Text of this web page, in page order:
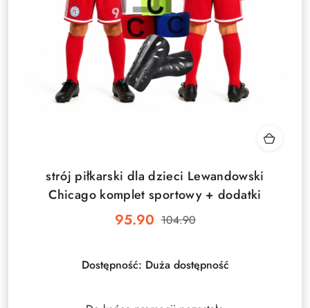
strój piłkarski dla dzieci Lewandowski
Chicago komplet sportowy + dodatki
Cena
95.90 Cena
promocją:
104.90
Dostępność: Duża dostępność